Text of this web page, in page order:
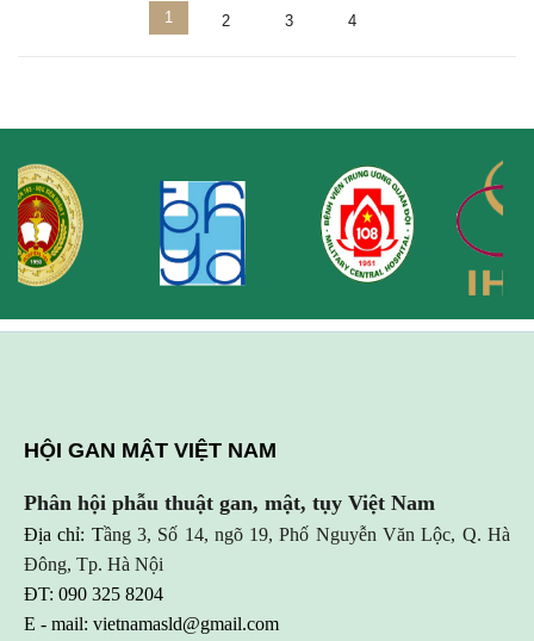
1 2 3 4
HỘI GAN MẬT VIỆT NAM
Phân hội phẫu thuật gan, mật, tụy Việt Nam
Địa chỉ: Tầng 3, Số 14, ngõ 19, Phố Nguyễn Văn Lộc, Q. Hà
Đông, Tp. Hà Nội
ĐT: 090 325 8204
E - mail: vietnamasld@gmail.com